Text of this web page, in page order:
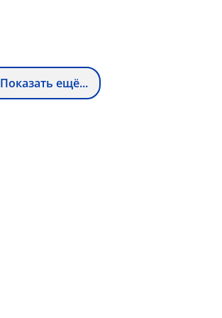
Показать ещё...